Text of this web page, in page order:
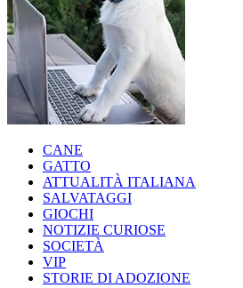
CANE
GATTO
ATTUALITÀ ITALIANA
SALVATAGGI
GIOCHI
NOTIZIE CURIOSE
SOCIETÀ
VIP
STORIE DI ADOZIONE